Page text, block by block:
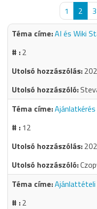
1 2 3
AI és Wiki
2
12
2